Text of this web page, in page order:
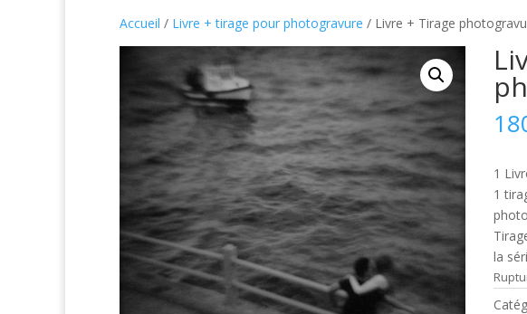
Accueil / Livre + tirage pour photogravure / Livre + Tirage
Déjà vendu!
1
1
la